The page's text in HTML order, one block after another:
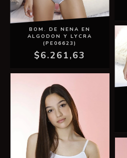
BOM. DE NENA EN
ALGODON Y LYCRA
(PE06623)
$6.261,63